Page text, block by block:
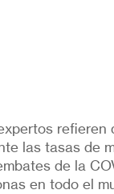
refieren
las tasas de
de la
en todo el